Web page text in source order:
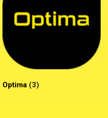
Optima (3)